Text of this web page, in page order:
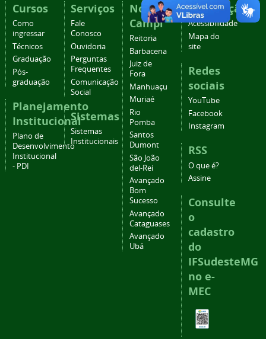
Cursos
Como
ingressar
Técnicos
Graduação
Pós-
graduação
Planejamento
Institucional
Plano de
Desenvolvimento
Institucional
- PDI
Serviços
Fale
Conosco
Ouvidoria
Perguntas
Frequentes
Comunicação
Social
Sistemas
Sistemas
Institucionais
Nossos
Campi
Reitoria
Barbacena
Juiz de
Fora
Manhuaçu
Muriaé
Rio
Pomba
Santos
Dumont
São João
del-Rei
Avançado
Bom
Sucesso
Avançado
Cataguases
Avançado
Ubá
Navegação
Acessibilidade
Mapa do
site
Redes
sociais
YouTube
Facebook
Instagram
RSS
O que é?
Assine
Consulte
o
cadastro
do
IFSudesteMG
no e-
MEC